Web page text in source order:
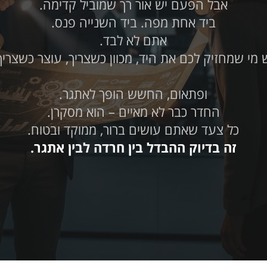
אבל הפעם יש אור רך שמוביל קדימה.
ביד אחת מפה. ביד השנייה פנס.
אתם לא לבד.
מי שמחזיק לכם את היד, מכוון כשצריך, עוצר
ופתאום, החשש הופך לאתגר.
החדר כבר לא מאיים – הוא מסקרן.
כל צעד שאתם עושים ברור, ממוקד ובטוח.
זה בדיוק ההבדל בין חרדה לבין אתגר.